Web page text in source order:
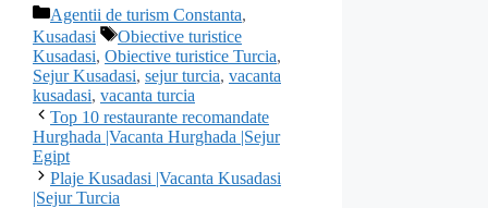
Categorii
Agentii de turism Constanta,
Kusadasi
Etichete
Obiective turistice
Kusadasi, Obiective turistice Turcia,
Sejur Kusadasi, sejur turcia, vacanta
kusadasi, vacanta turcia
Top 10 restaurante recomandate
Hurghada |Vacanta Hurghada |Sejur
Egipt
Plaje Kusadasi |Vacanta Kusadasi
|Sejur Turcia